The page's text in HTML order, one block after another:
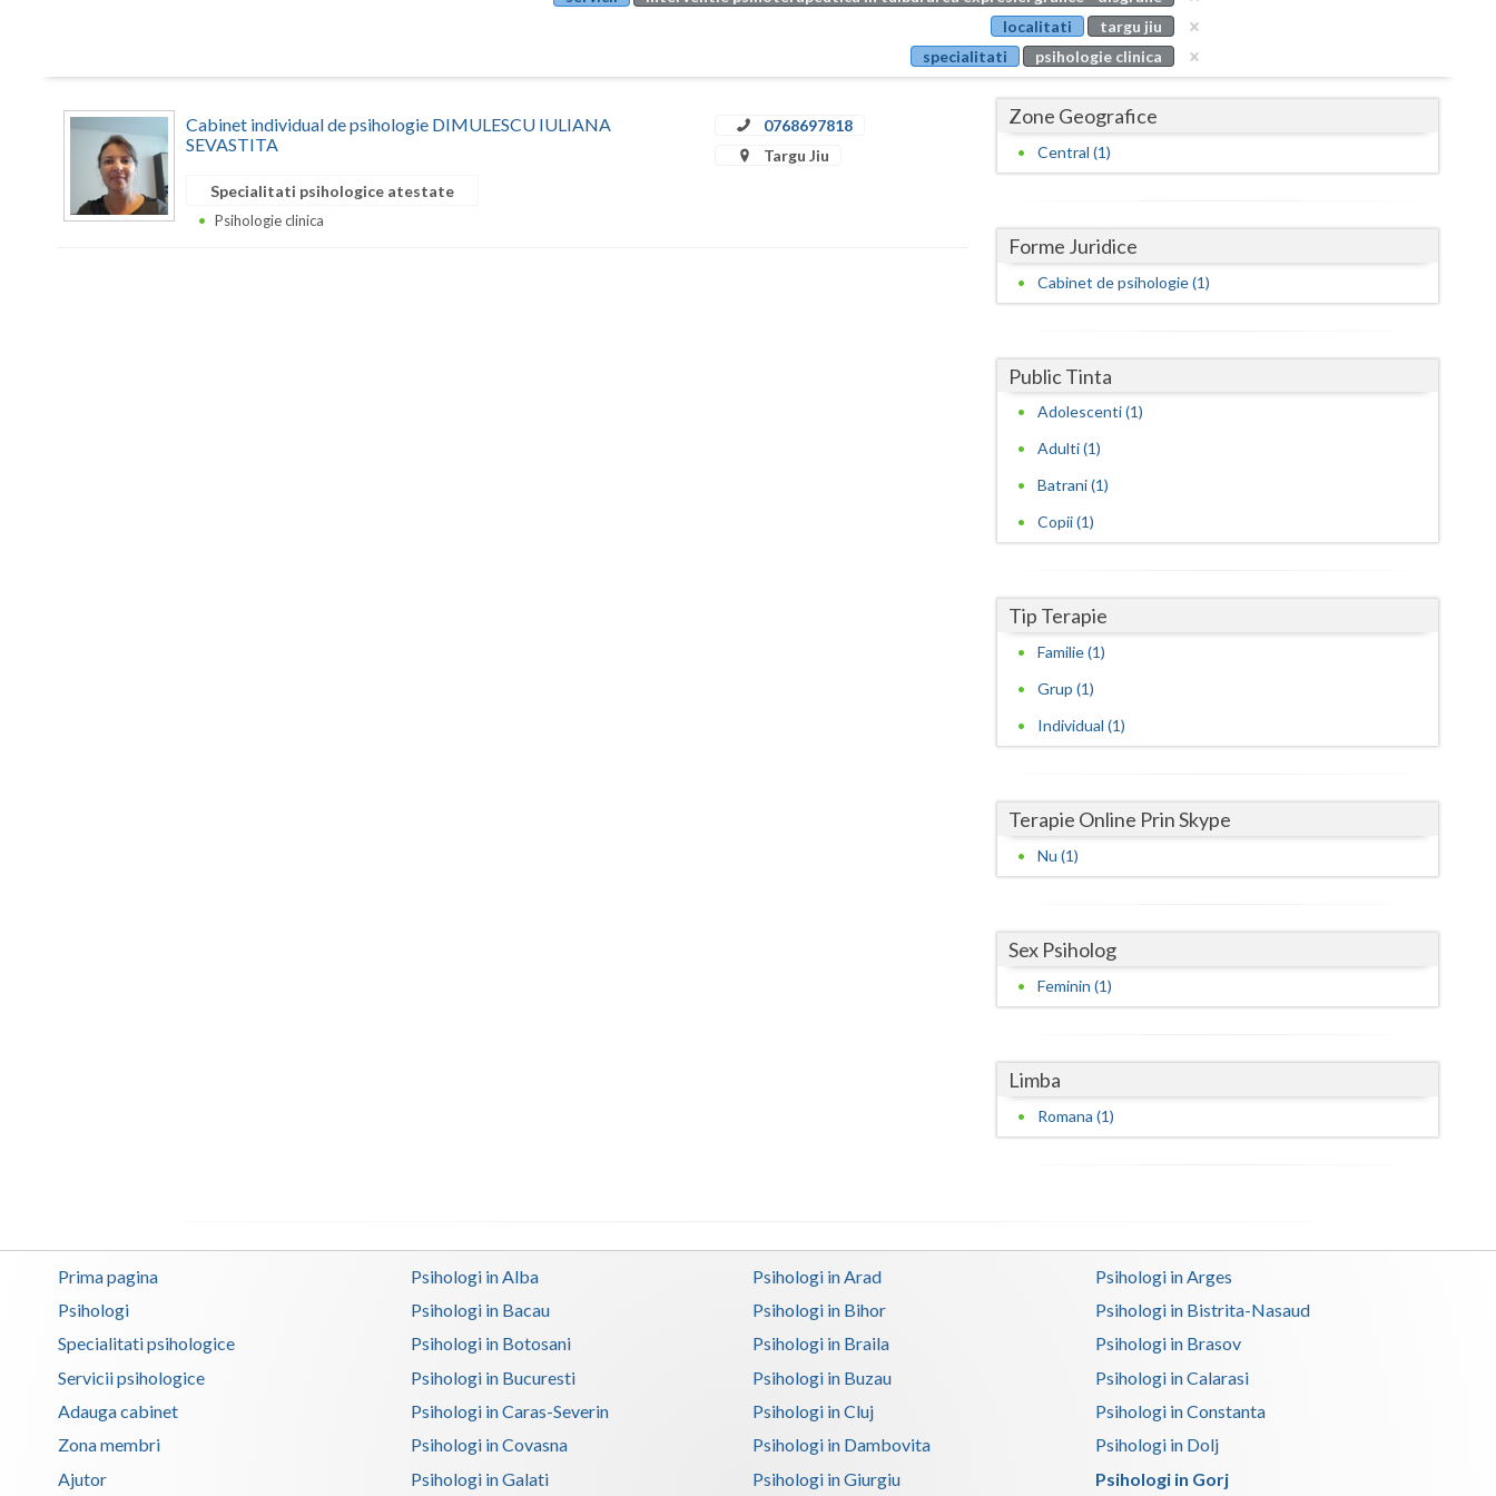
Buzau
Calarasi
Caras-Severin
Dambovita
Hunedoara
Iasi
Mures
Valcea
Vaslui
Vrancea
localitati
targu jiu
specialitati
psihologie clinica
Cabinet individual de psihologie DIMULESCU IULIANA
SEVASTITA
0768697818
Targu Jiu
Specialitati psihologice atestate
Psihologie clinica
Zone Geografice
Central (1)
Forme Juridice
Cabinet de psihologie (1)
Public Tinta
Adolescenti (1)
Adulti (1)
Batrani (1)
Copii (1)
Tip Terapie
Familie (1)
Grup (1)
Individual (1)
Terapie Online Prin Skype
Nu (1)
Sex Psiholog
Feminin (1)
Limba
Romana (1)
Prima pagina
Psihologi
Specialitati psihologice
Servicii psihologice
Adauga cabinet
Zona membri
Ajutor
Psihologi in Alba Psihologi in Arad
Psihologi in Arges
Psihologi in Bacau
Psihologi in Bihor
Psihologi in Bistrita-Nasaud
Psihologi in Botosani
Psihologi in Braila
Psihologi in Brasov
Psihologi in Bucuresti
Psihologi in Buzau
Psihologi in Calarasi
Psihologi in Caras-Severin
Psihologi in Cluj
Psihologi in Constanta
Psihologi in Covasna
Psihologi in Dambovita
Psihologi in Dolj
Psihologi in Galati
Psihologi in Giurgiu Psihologi in Gorj